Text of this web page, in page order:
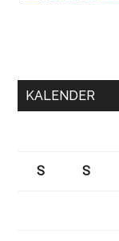
KALENDER
S
S